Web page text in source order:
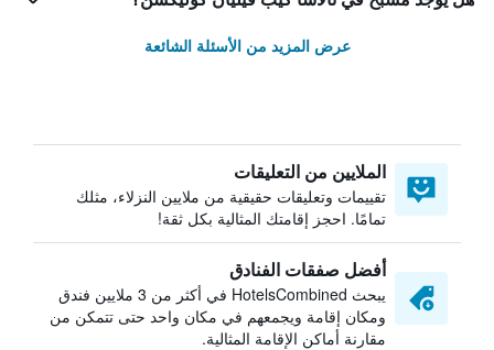
عرض المزيد من الأسئلة الشائعة
الملايين من التعليقات
تقييمات وتعليقات حقيقية من ملايين النزلاء، مثلك
تمامًا. احجز إقامتك المثالية بكل ثقة!
أفضل صفقات الفنادق
يبحث HotelsCombined في أكثر من 3 ملايين فندق
ومكان إقامة ويجمعهم في مكان واحد حتى تتمكن من
مقارنة أماكن الإقامة المثالية.